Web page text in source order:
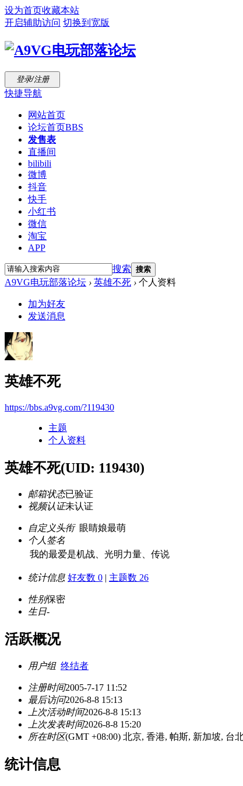
设为首页收藏本站
开启辅助访问 切换到宽版
登录/注册
快捷导航
网站首页
论坛首页BBS
发售表
直播间
bilibili
微博
抖音
快手
小红书
微信
淘宝
APP
搜索 搜索
A9VG电玩部落论坛 › 英雄不死 › 个人资料
加为好友
发送消息
英雄不死
https://bbs.a9vg.com/?119430
主题
个人资料
英雄不死(UID: 119430)
邮箱状态已验证
视频认证未认证
自定义头衔 眼睛娘最萌
个人签名
我的最爱是机战、光明力量、传说
统计信息 好友数 0 | 主题数 26
性别保密
生日-
活跃概况
用户组 终结者
注册时间2005-7-17 11:52
最后访问2026-8-8 15:13
上次活动时间2026-8-8 15:13
上次发表时间2026-8-8 15:20
所在时区(GMT +08:00) 北京, 香港, 帕斯, 新加坡, 台
统计信息